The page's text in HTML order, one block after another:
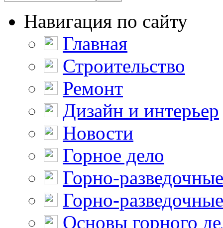
Навигация по сайту
Главная
Строительство
Ремонт
Дизайн и интерьер
Новости
Горное дело
Горно-
Горно-
Основы горного